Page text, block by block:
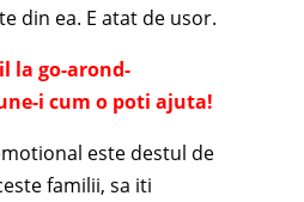
din ea. E atat de usor.
la go-arond-
i cum o poti ajuta!
este destul de
familii, sa iti